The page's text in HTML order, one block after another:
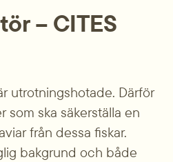
– CITES
utrotningshotade. Därför
som ska säkerställa en
från dessa fiskar.
bakgrund och både